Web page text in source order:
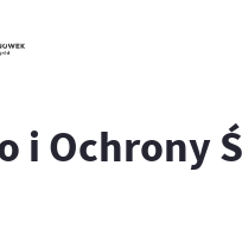
i Ochrony